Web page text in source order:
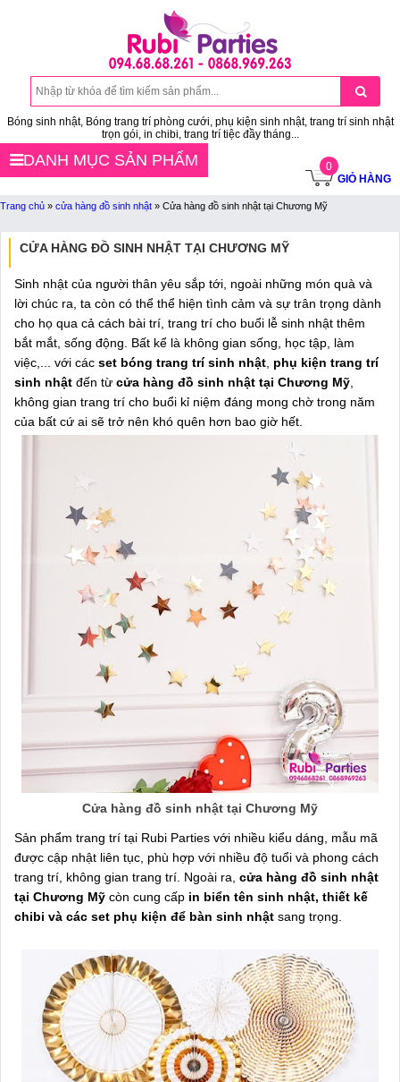
Bóng sinh nhật, Bóng trang trí phòng cưới, phụ kiện sinh nhật, trang trí sinh nhật
trọn gói, in chibi, trang trí tiệc đầy tháng...
0
GIỎ HÀNG
DANH MỤC SẢN PHẨM
Trang chủ » cửa hàng đồ sinh nhật » Cửa hàng đồ sinh nhật tại Chương Mỹ
CỬA HÀNG ĐỒ SINH NHẬT TẠI CHƯƠNG MỸ
Sinh nhật của người thân yêu sắp tới, ngoài những món quà và
lời chúc ra, ta còn có thể thể hiện tình cảm và sự trân trọng dành
cho họ qua cả cách bài trí, trang trí cho buổi lễ sinh nhật thêm
bắt mắt, sống động. Bất kể là không gian sống, học tập, làm
việc,... với các set bóng trang trí sinh nhật phụ kiện trang trí
sinh nhật đến từ cửa hàng đồ sinh nhật tại Chương Mỹ
không gian trang trí cho buổi kỉ niệm đáng mong chờ trong năm
của bất cứ ai sẽ trở nên khó quên hơn bao giờ hết.
Cửa hàng đồ sinh nhật tại Chương Mỹ
Sản phẩm trang trí tại Rubi Parties với nhiều kiểu dáng, mẫu mã
được cập nhật liên tục, phù hợp với nhiều độ tuổi và phong cách
trang trí, không gian trang trí. Ngoài ra, cửa hàng đồ sinh nhật
tại Chương Mỹ còn cung cấp in biển tên sinh nhật, thiết kế
chibi và các set phụ kiện để bàn sinh nhật sang trọng.